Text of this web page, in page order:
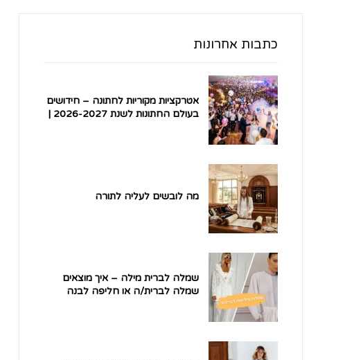
כתבות אחרונות
אטרקציות מקוריות לחתונה – חידושים
מה לובשים לעליה לתורה
שמלה לברית מילה – איך מוצאים
שמלה לברית/ה או חליפה לבנה